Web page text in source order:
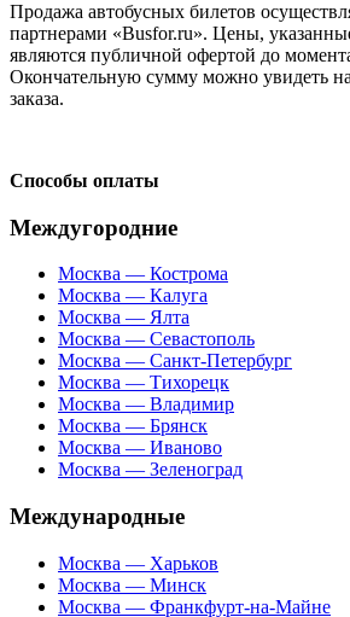
Продажа автобусных билетов
партнерами «Busfor.ru». Цены,
являются публичной офертой до
Окончательную сумму можно увидеть
заказа.
Способы оплаты
Междугородние
Москва — Кострома
Москва — Калуга
Москва — Ялта
Москва — Севастополь
Москва — Санкт-Петербург
Москва — Тихорецк
Москва — Владимир
Москва — Брянск
Москва — Иваново
Москва — Зеленоград
Международные
Москва — Харьков
Москва — Минск
Москва — Франкфурт-на-Майне